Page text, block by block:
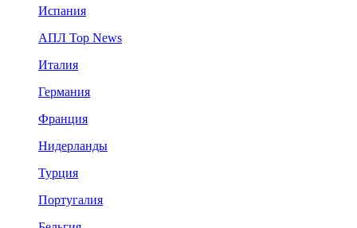
Испания
АПЛ Top News
Италия
Германия
Франция
Нидерланды
Турция
Португалия